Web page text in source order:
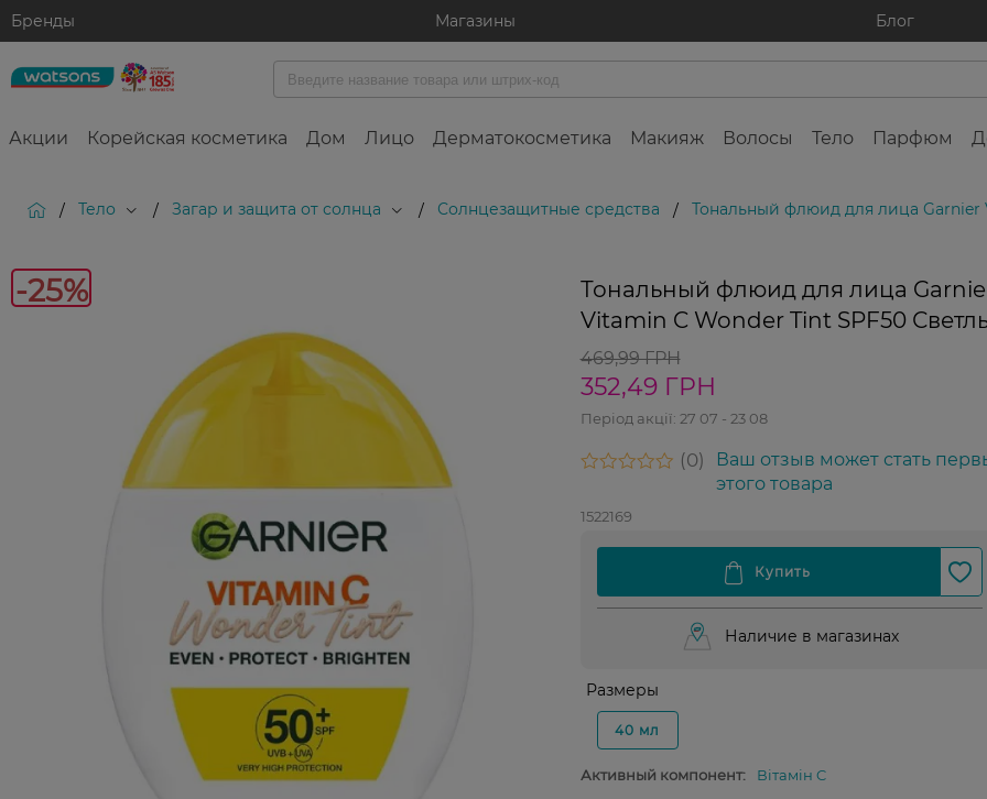
Бренды Магазины Блог
Акции Корейская косметика Дом Лицо Дерматокосметика Макияж Волосы Тело Парфюм
/ Тело / Загар и защита от солнца / Солнцезащитные средства / Тональный флюид для лица Garnier
-25%
Тональный флюид для лица
Vitamin C Wonder Tint SPF50
469,99 ГРН
352,49 ГРН
Період акції: 27 07 - 23 08
0
Ваш отзыв может стать
этого товара
1522169
Наличие в магазинах
Размеры
40 мл
Активный компонент:
Вітамін C